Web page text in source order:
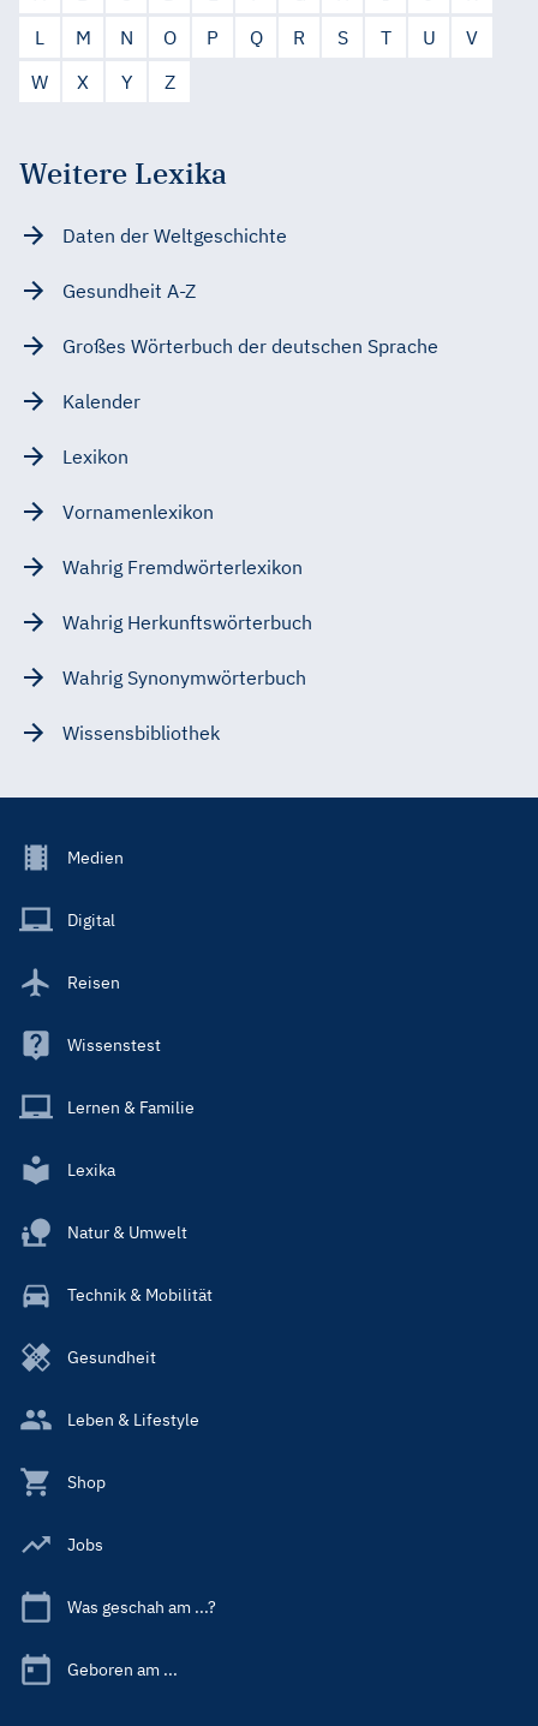
L
M N O P Q R S T U
V
W
X Y Z
Weitere Lexika
Daten der Weltgeschichte
Gesundheit A-Z
Großes Wörterbuch der deutschen Sprache
Kalender
Lexikon
Vornamenlexikon
Wahrig Fremdwörterlexikon
Wahrig Herkunftswörterbuch
Wahrig Synonymwörterbuch
Wissensbibliothek
Footer
Main
Medien
Digital
Reisen
Wissenstest
Lernen & Familie
Lexika
Natur & Umwelt
Technik & Mobilität
Gesundheit
Leben & Lifestyle
Shop
Jobs
Was geschah am ...?
Geboren am ...